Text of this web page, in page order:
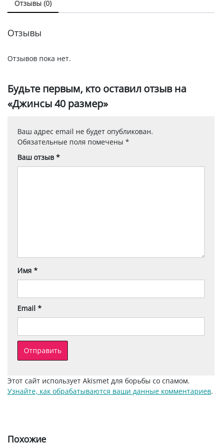
Отзывы (0)
Отзывы
Отзывов пока нет.
Будьте первым, кто оставил отзыв на
«Джинсы 40 размер»
Ваш адрес email не будет опубликован.
Обязательные поля помечены *
Ваш отзыв *
Имя *
Email *
Этот сайт использует Akismet для борьбы со спамом.
Узнайте, как обрабатываются ваши данные комментариев.
Похожие